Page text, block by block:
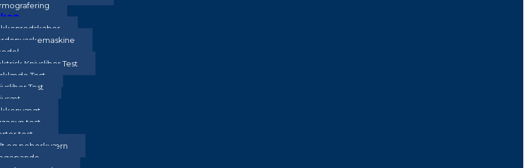
Knivsliber Test
Test
Test
test
test
og peberkværn